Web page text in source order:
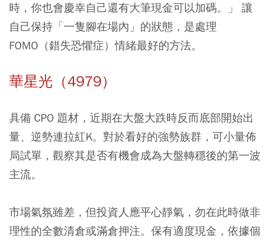
時，你也會慶幸自己還有大筆現金可以加碼。」 讓
自己保持「一隻腳在場內」的狀態，是處理
FOMO（錯失恐懼症）情緒最好的方法。
華星光（4979）
具備 CPO 題材，近期在大盤大跌時反而底部開始出
量、逆勢連拉紅K。對於看好的強勢族群，可小量佈
局試單，觀察其是否有機會成為大盤轉穩後的第一波
主流。
市場氣氛雖差，但投資人應平心靜氣，勿在此時做非
理性的全數清倉或滿倉押注。保有適度現金，依據個